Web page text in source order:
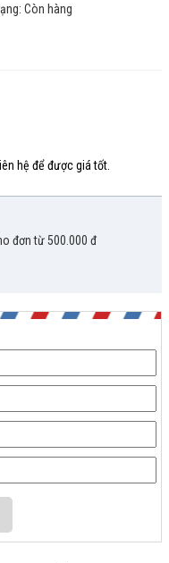
Còn hàng
hệ để được giá tốt.
đơn từ 500.000 đ